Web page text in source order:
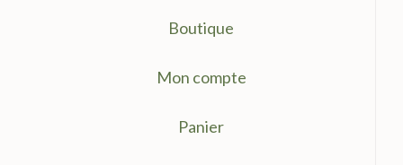
Boutique
Mon compte
Panier